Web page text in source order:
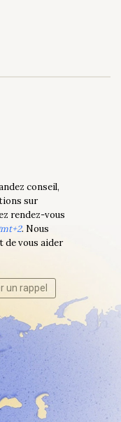
conseil,
sur
rendez-vous
. Nous
de vous aider
un rappel